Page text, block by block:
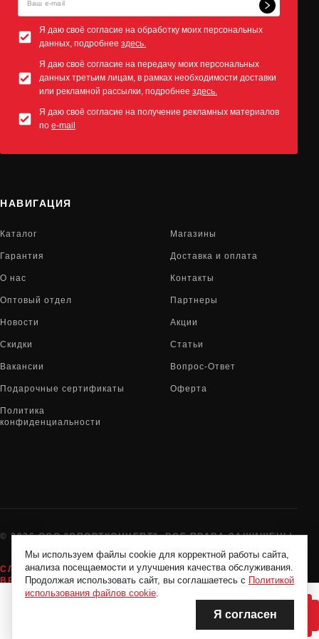
НЕТ В НАЛИЧИИ
НЕТ В НАЛИЧИИ
Я даю своё согласие на обработку моих персональных
данных, подробнее здесь.
Я даю своё согласие на передачу моих персональных
данных третьим лицам, в рамках необходимости доставки
или рекламной рассылки, подробнее здесь.
Я даю своё согласие на получение рекламных материалов
по e-mail
НАВИГАЦИЯ
Каталог Магазины
Гарантия Доставка и оплата
О нас Контакты
Оптовый отдел Партнеры
Новости Акции
Скидки Статьи
Вакансии Вопрос-Ответ
Подарочные сертификаты Оферта
Политика
конфиденциальности
© 2026 ООО "СПОРТКОНЦЕПТ". ВСЕ ПРАВА ЗАЩИЩЕНЫ
СЛУЖБА ПОДДЕРЖКИ:8-800-775-72-05
ВРЕМЯ РАБОТЫ:
10:00 - 19:00 ЕЖЕДНЕВНО
Мы используем файлы cookie для корректной работы сайта,
анализа посещаемости и улучшения качества обслуживания.
Продолжая использовать сайт, вы соглашаетесь с Политикой
использования файлов cookie.
Я согласен